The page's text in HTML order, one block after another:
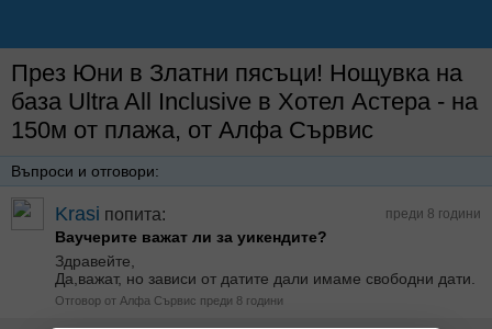
През Юни в Златни пясъци! Нощувка на
база Ultra All Inclusive в Хотел Астера - на
150м от плажа, от Алфа Сървис
Въпроси и отговори:
преди 8 години
Krasi попита:
Ваучерите важат ли за уикендите?
Здравейте,
Да,важат, но зависи от датите дали имаме свободни дати.
Отговор от Алфа Сървис преди 8 години